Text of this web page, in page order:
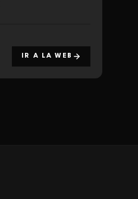
IR A LA WEB